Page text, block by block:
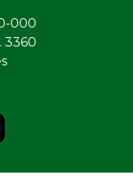
000
3360